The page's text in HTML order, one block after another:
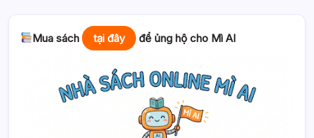
Mua sách tại đây để ủng hộ cho Mì AI